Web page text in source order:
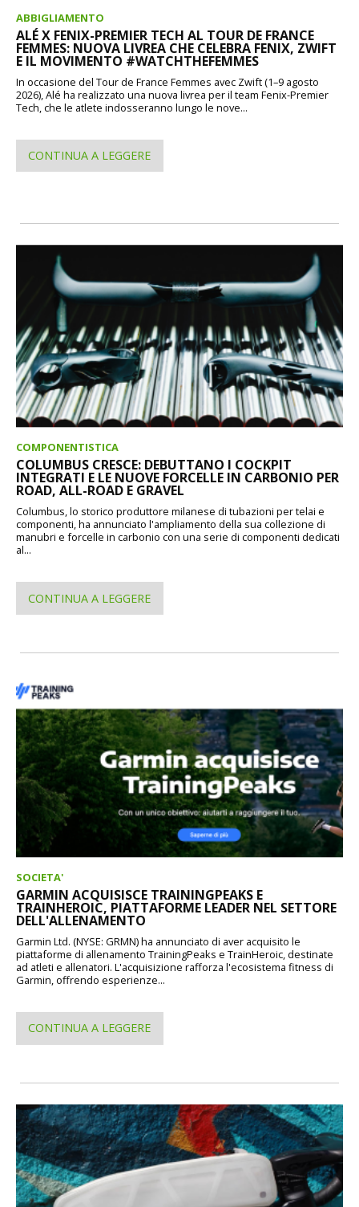
ABBIGLIAMENTO
ALÉ X FENIX-PREMIER TECH AL TOUR DE FRANCE
FEMMES: NUOVA LIVREA CHE CELEBRA FENIX, ZWIFT
E IL MOVIMENTO #WATCHTHEFEMMES
In occasione del Tour de France Femmes avec Zwift (1–9 agosto
2026), Alé ha realizzato una nuova livrea per il team Fenix-Premier
Tech, che le atlete indosseranno lungo le nove...
CONTINUA A LEGGERE
COMPONENTISTICA
COLUMBUS CRESCE: DEBUTTANO I COCKPIT
INTEGRATI E LE NUOVE FORCELLE IN CARBONIO PER
ROAD, ALL-ROAD E GRAVEL
Columbus, lo storico produttore milanese di tubazioni per telai e
componenti, ha annunciato l'ampliamento della sua collezione di
manubri e forcelle in carbonio con una serie di componenti dedicati
al...
CONTINUA A LEGGERE
SOCIETA'
GARMIN ACQUISISCE TRAININGPEAKS E
TRAINHEROIC, PIATTAFORME LEADER NEL SETTORE
DELL'ALLENAMENTO
Garmin Ltd. (NYSE: GRMN) ha annunciato di aver acquisito le
piattaforme di allenamento TrainingPeaks e TrainHeroic, destinate
ad atleti e allenatori. L'acquisizione rafforza l'ecosistema fitness di
Garmin, offrendo esperienze...
CONTINUA A LEGGERE